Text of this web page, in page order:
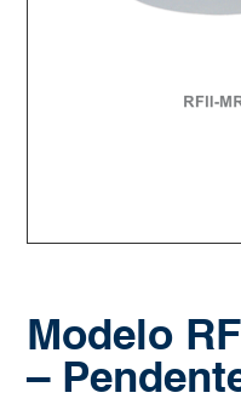
Modelo
–